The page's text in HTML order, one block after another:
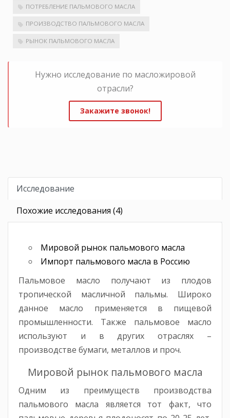
ПОТРЕБЛЕНИЕ ПАЛЬМОВОГО МАСЛА
ПРОИЗВОДСТВО ПАЛЬМОВОГО МАСЛА
РЫНОК ПАЛЬМОВОГО МАСЛА
Нужно исследование по масложировой
отрасли?
Закажите звонок!
Исследование
Похожие исследования (4)
Мировой рынок пальмового масла
Импорт пальмового масла в Россию
Пальмовое масло получают из плодов
тропической масличной пальмы. Широко
данное масло применяется в пищевой
промышленности. Также пальмовое масло
используют и в других отраслях –
производстве бумаги, металлов и проч.
Мировой рынок пальмового масла
Одним из преимуществ производства
пальмового масла является тот факт, что